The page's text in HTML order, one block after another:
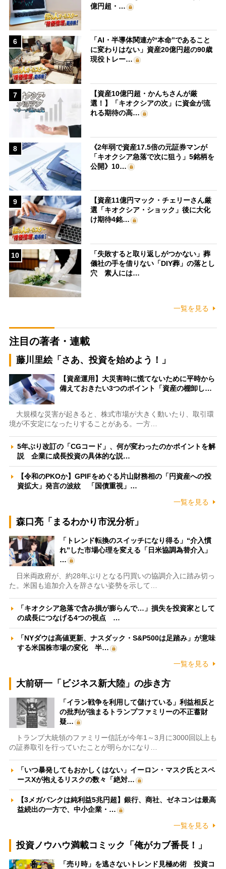
億円超・…
6
「AI・半導体関連が“本命”であること
に変わりはない」資産20億円超の90歳
現役トレー…
7
【資産10億円超・かんちさんが厳
選！】「キオクシアの次」に資金が流
れる期待の高…
8
《2年弱で資産17.5倍の元証券マンが
「キオクシア急落で次に狙う」5銘柄を
公開》10…
9
【資産11億円マック・チェリーさん厳
選「キオクシア・ショック」後に大化
け期待4銘…
10
「失敗すると取り返しがつかない」葬
儀社の手を借りない「DIY葬」の落とし
穴 素人には…
一覧を見る
注目の著者・連載
藤川里絵「さあ、投資を始めよう！」
【資産運用】大災害時に慌てないために平時から
備えておきたい3つのポイント「資産の棚卸し…
大規模な災害が起きると、株式市場が大きく動いたり、取引環
境が不安定になったりすることがある。一方…
5年ぶり改訂の「CGコード」、何が変わったのかポイントを解
説 企業に成長投資の具体的な説…
【令和のPKOか】GPIFをめぐる片山財務相の「円資産への投
資拡大」発言の波紋 「国債重視」…
一覧を見る
森口亮「まるわかり市況分析」
「トレンド転換のスイッチになり得る」“介入慣
れ”した市場心理を変える「日米協調為替介入」
…
日米両政府が、約28年ぶりとなる円買いの協調介入に踏み切っ
た。米国も追加介入を辞さない姿勢を示して…
「キオクシア急落で含み損が膨らんで…」損失を投資家として
の成長につなげる4つの視点 …
「NYダウは高値更新、ナスダック・S&P500は足踏み」が意味
する米国株市場の変化 半…
一覧を見る
大前研一「ビジネス新大陸」の歩き方
「イラン戦争を利用して儲けている」利益相反と
の批判が強まるトランプファミリーの不正蓄財
疑…
トランプ大統領のファミリー信託が今年1～3月に3000回以上も
の証券取引を行っていたことが明らかになり…
「いつ暴発してもおかしくはない」イーロン・マスク氏とスペ
ースXが抱えるリスクの数々「絶対…
【3メガバンクは純利益5兆円超】銀行、商社、ゼネコンは最高
益続出の一方で、中小企業・…
一覧を見る
投資ノウハウ満載コミック「俺がカブ番長！」
「売り時」を逃さないトレンド見極め術 投資コ